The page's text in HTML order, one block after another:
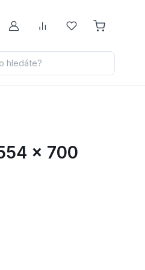
Můj účetPorovnávání
Oblíbené
hledáte?
x 700